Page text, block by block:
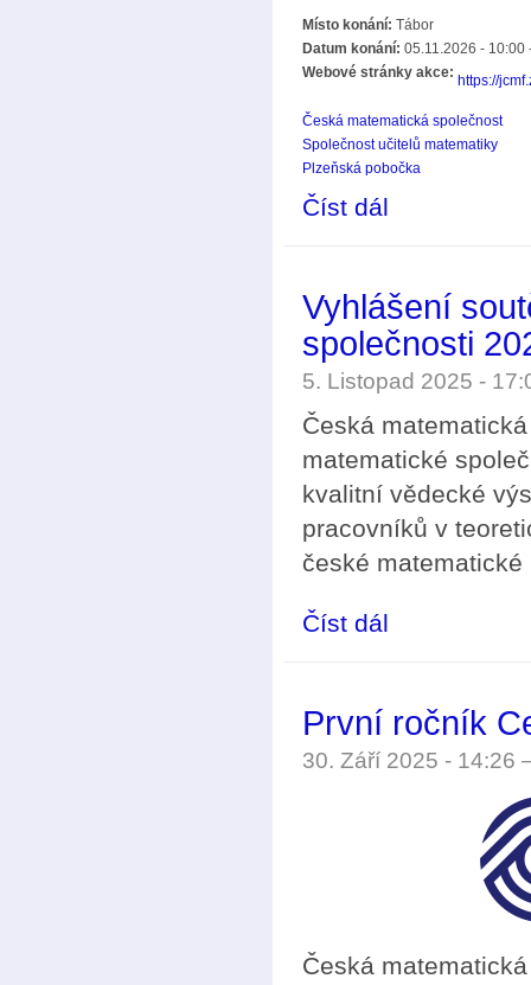
Místo konání: Tábor
Datum konání: 05.11.2026 - 10:00
Webové stránky akce:
https://
Česká matematická společnost
Společnost učitelů matematiky
Plzeňská pobočka
Číst dál
Vyhlášení
společnosti
5. Listopad 2025 -
Česká
matematické
kvalitní vědecké
pracovníků v
české matematické
Číst dál
První ročník
30. Září 2025 -
Česká